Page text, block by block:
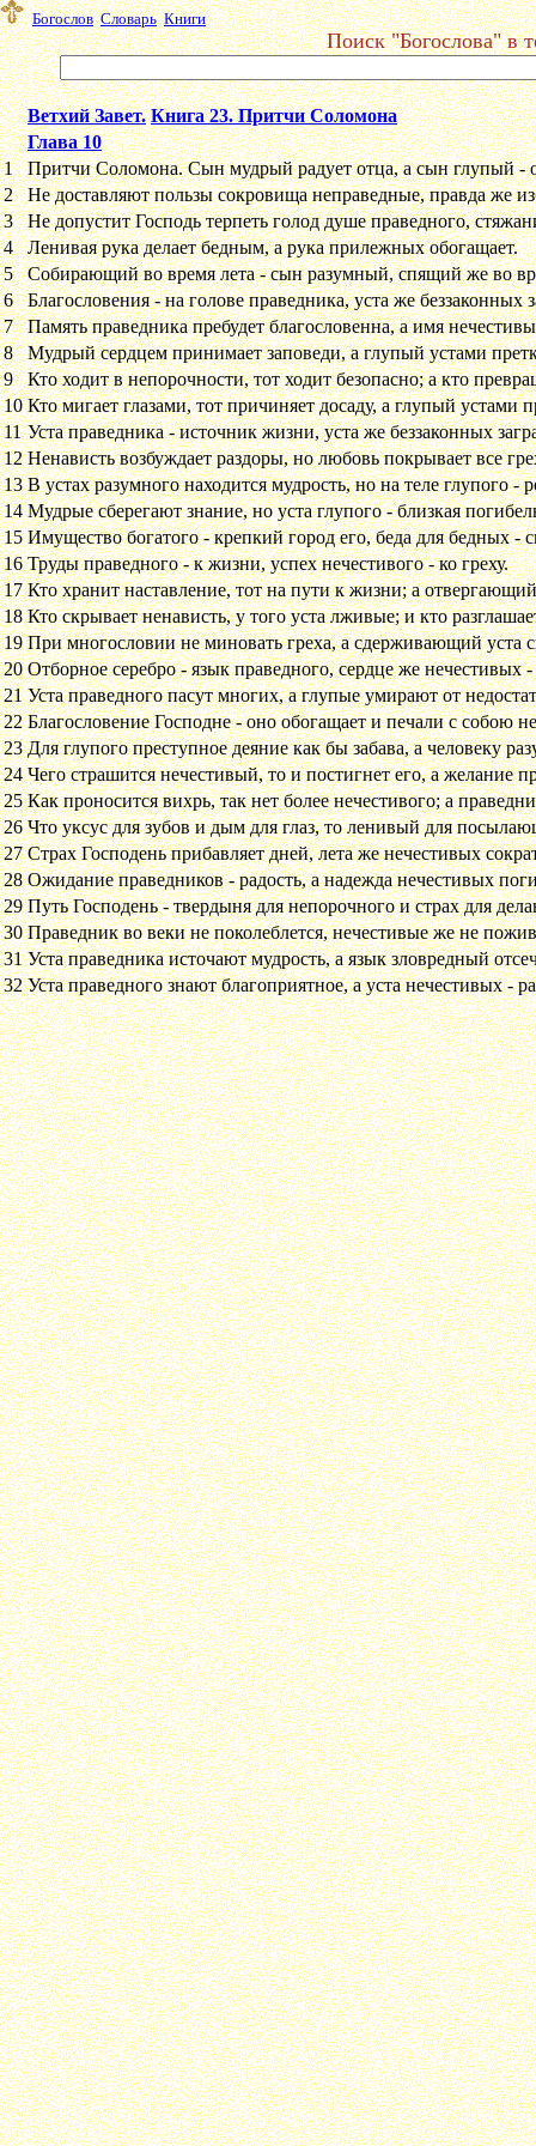
Богослов Словарь Книги
Поиск "Богослова" в
Ветхий Завет. Книга 23. Притчи Соломона
Глава 10
1
Притчи Соломона. Сын мудрый радует отца, а сын глупый -
2
Не доставляют пользы сокровища неправедные, правда же
3
Не допустит Господь терпеть голод душе праведного,
4
Ленивая рука делает бедным, а рука прилежных обогащает.
5
Собирающий во время лета - сын разумный, спящий же во
6
Благословения - на голове праведника, уста же беззаконных
7
Память праведника пребудет благословенна, а имя
8
Мудрый сердцем принимает заповеди, а глупый устами
9
Кто ходит в непорочности, тот ходит безопасно; а кто
10 Кто мигает глазами, тот причиняет досаду, а глупый устами
11 Уста праведника - источник жизни, уста же беззаконных
12 Ненависть возбуждает раздоры, но любовь покрывает все
13 В устах разумного находится мудрость, но на теле глупого -
14 Мудрые сберегают знание, но уста глупого - близкая
15 Имущество богатого - крепкий город его, беда для бедных -
16 Труды праведного - к жизни, успех нечестивого - ко греху.
17 Кто хранит наставление, тот на пути к жизни; а
18 Кто скрывает ненависть, у того уста лживые; и кто
19 При многословии не миновать греха, а сдерживающий уста
20 Отборное серебро - язык праведного, сердце же нечестивых
21 Уста праведного пасут многих, а глупые умирают от
22 Благословение Господне - оно обогащает и печали с собою
23 Для глупого преступное деяние как бы забава, а человеку
24 Чего страшится нечестивый, то и постигнет его, а желание
25 Как проносится вихрь, так нет более нечестивого; а
26 Что уксус для зубов и дым для глаз, то ленивый для
27 Страх Господень прибавляет дней, лета же нечестивых
28 Ожидание праведников - радость, а надежда нечестивых
29 Путь Господень - твердыня для непорочного и страх для
30 Праведник во веки не поколеблется, нечестивые же не
31 Уста праведника источают мудрость, а язык зловредный
32 Уста праведного знают благоприятное, а уста нечестивых -